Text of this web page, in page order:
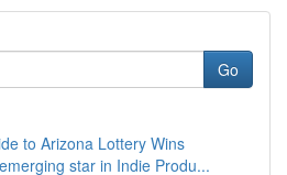
Go
to Arizona Lottery Wins
star in Indie Produ...